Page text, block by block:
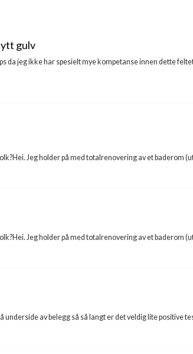
gulv
da jeg ikke har spesielt mye kompetanse innen dette
Jeg holder på med totalrenovering av et baderom
Jeg holder på med totalrenovering av et baderom
av belegg så så langt er det veldig lite positive